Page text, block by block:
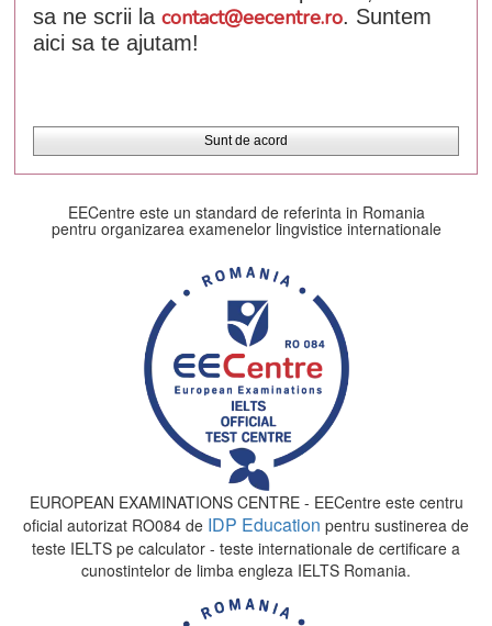
sa ne scrii la contact@eecentre.ro. Suntem
aici sa te ajutam!
Sunt de acord
EECentre este un standard de referinta in Romania
pentru organizarea examenelor lingvistice internationale
EUROPEAN EXAMINATIONS CENTRE - EECentre este centru
oficial autorizat RO084 de IDP Education pentru sustinerea de
teste IELTS pe calculator - teste internationale de certificare a
cunostintelor de limba engleza IELTS Romania.